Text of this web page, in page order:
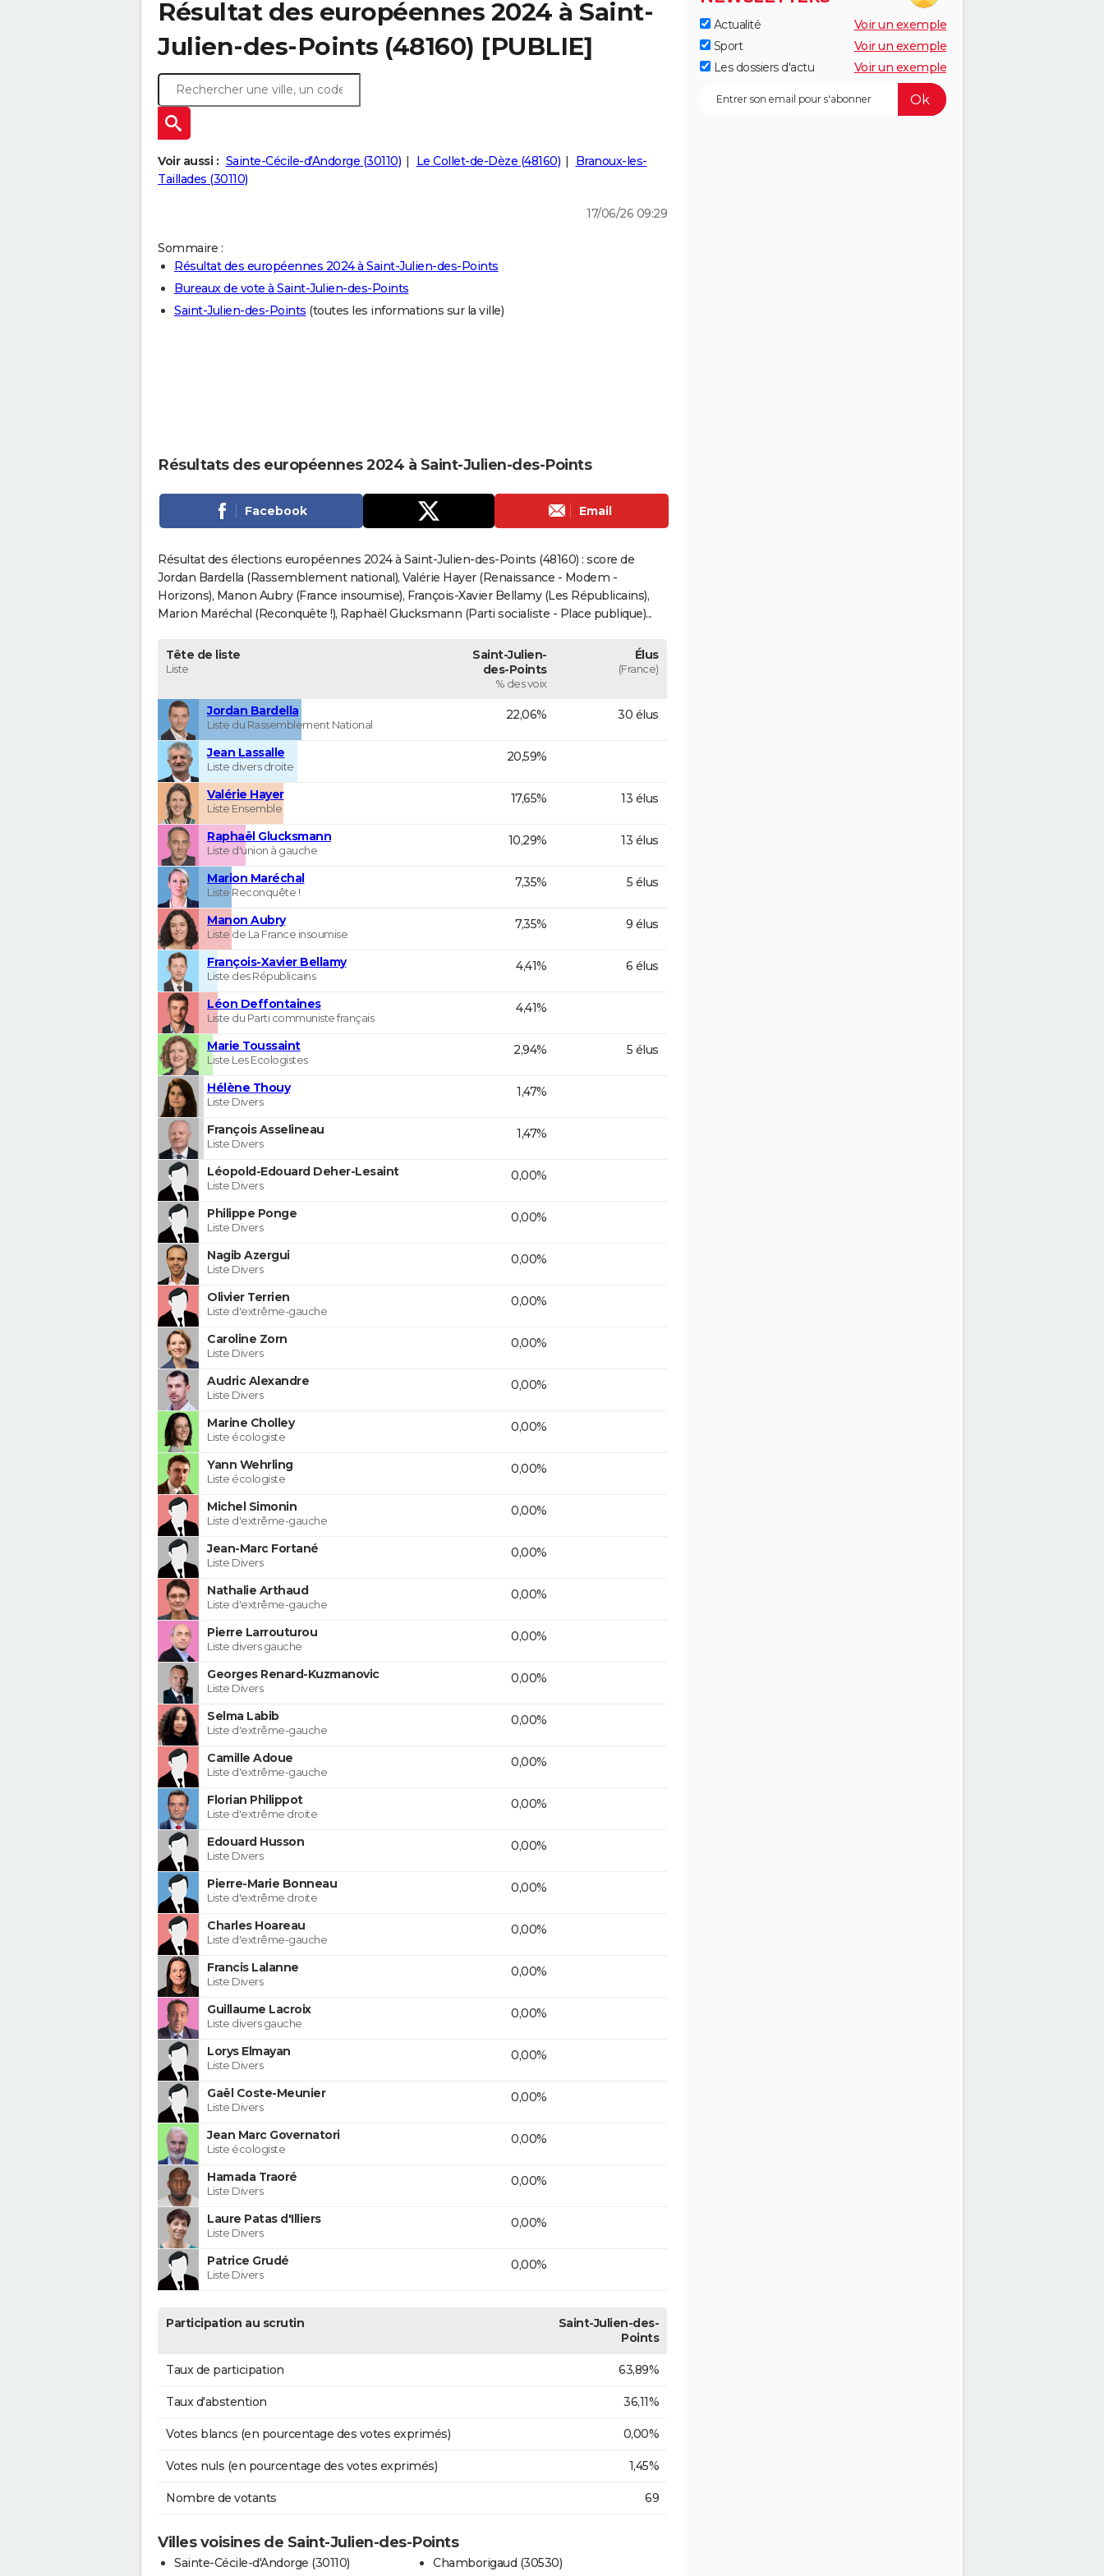
Résultat des européennes 2024 à Saint-
Julien-des-Points (48160) [PUBLIE]
Voir aussi : Sainte-Cécile-d'Andorge (30110) Le Collet-de-Dèze (48160)
Branoux-les-
Taillades (30110)
17/06/26 09:29
Sommaire :
Résultat des européennes 2024 à Saint-Julien-des-Points
Bureaux de vote à Saint-Julien-des-Points
Saint-Julien-des-Points (toutes les informations sur la ville)
Résultats des européennes 2024 à Saint-Julien-des-Points
Facebook Email
Résultat des élections européennes 2024 à Saint-Julien-des-Points (48160) : score de
Jordan Bardella (Rassemblement national), Valérie Hayer (Renaissance - Modem -
Horizons), Manon Aubry (France insoumise), François-Xavier Bellamy (Les Républicains),
Marion Maréchal (Reconquête !), Raphaël Glucksmann (Parti socialiste - Place publique)...
Tête de liste
Liste
Saint-Julien-
des-Points
% des voix
Élus
(France)
Jordan Bardella
Liste du Rassemblement National
22,06% 30 élus
Jean Lassalle
Liste divers droite
20,59%
Valérie Hayer
Liste Ensemble
17,65% 13 élus
Raphaël Glucksmann
Liste d'union à gauche
10,29% 13 élus
Marion Maréchal
Liste Reconquête !
7,35% 5 élus
Manon Aubry
Liste de La France insoumise
7,35% 9 élus
François-Xavier Bellamy
Liste des Républicains
4,41% 6 élus
Léon Deffontaines
Liste du Parti communiste français
4,41%
Marie Toussaint
Liste Les Ecologistes
2,94% 5 élus
Hélène Thouy
Liste Divers
1,47%
François Asselineau
Liste Divers
1,47%
Léopold-Edouard Deher-Lesaint
Liste Divers
0,00%
Philippe Ponge
Liste Divers
0,00%
Nagib Azergui
Liste Divers
0,00%
Olivier Terrien
Liste d'extrême-gauche
0,00%
Caroline Zorn
Liste Divers
0,00%
Audric Alexandre
Liste Divers
0,00%
Marine Cholley
Liste écologiste
0,00%
Yann Wehrling
Liste écologiste
0,00%
Michel Simonin
Liste d'extrême-gauche
0,00%
Jean-Marc Fortané
Liste Divers
0,00%
Nathalie Arthaud
Liste d'extrême-gauche
0,00%
Pierre Larrouturou
Liste divers gauche
0,00%
Georges Renard-Kuzmanovic
Liste Divers
0,00%
Selma Labib
Liste d'extrême-gauche
0,00%
Camille Adoue
Liste d'extrême-gauche
0,00%
Florian Philippot
Liste d'extrême droite
0,00%
Edouard Husson
Liste Divers
0,00%
Pierre-Marie Bonneau
Liste d'extrême droite
0,00%
Charles Hoareau
Liste d'extrême-gauche
0,00%
Francis Lalanne
Liste Divers
0,00%
Guillaume Lacroix
Liste divers gauche
0,00%
Lorys Elmayan
Liste Divers
0,00%
Gaël Coste-Meunier
Liste Divers
0,00%
Jean Marc Governatori
Liste écologiste
0,00%
Hamada Traoré
Liste Divers
0,00%
Laure Patas d'Illiers
Liste Divers
0,00%
Patrice Grudé
Liste Divers
0,00%
Participation au scrutin
Saint-Julien-des-
Points
Taux de participation 63,89%
Taux d'abstention 36,11%
Votes blancs (en pourcentage des votes exprimés) 0,00%
Votes nuls (en pourcentage des votes exprimés) 1,45%
Nombre de votants 69
Villes voisines de Saint-Julien-des-Points
Sainte-Cécile-d'Andorge (30110) Chamborigaud (30530)
Actualité
Voir un exemple
Sport
Voir un exemple
Les dossiers d'actu
Voir un exemple